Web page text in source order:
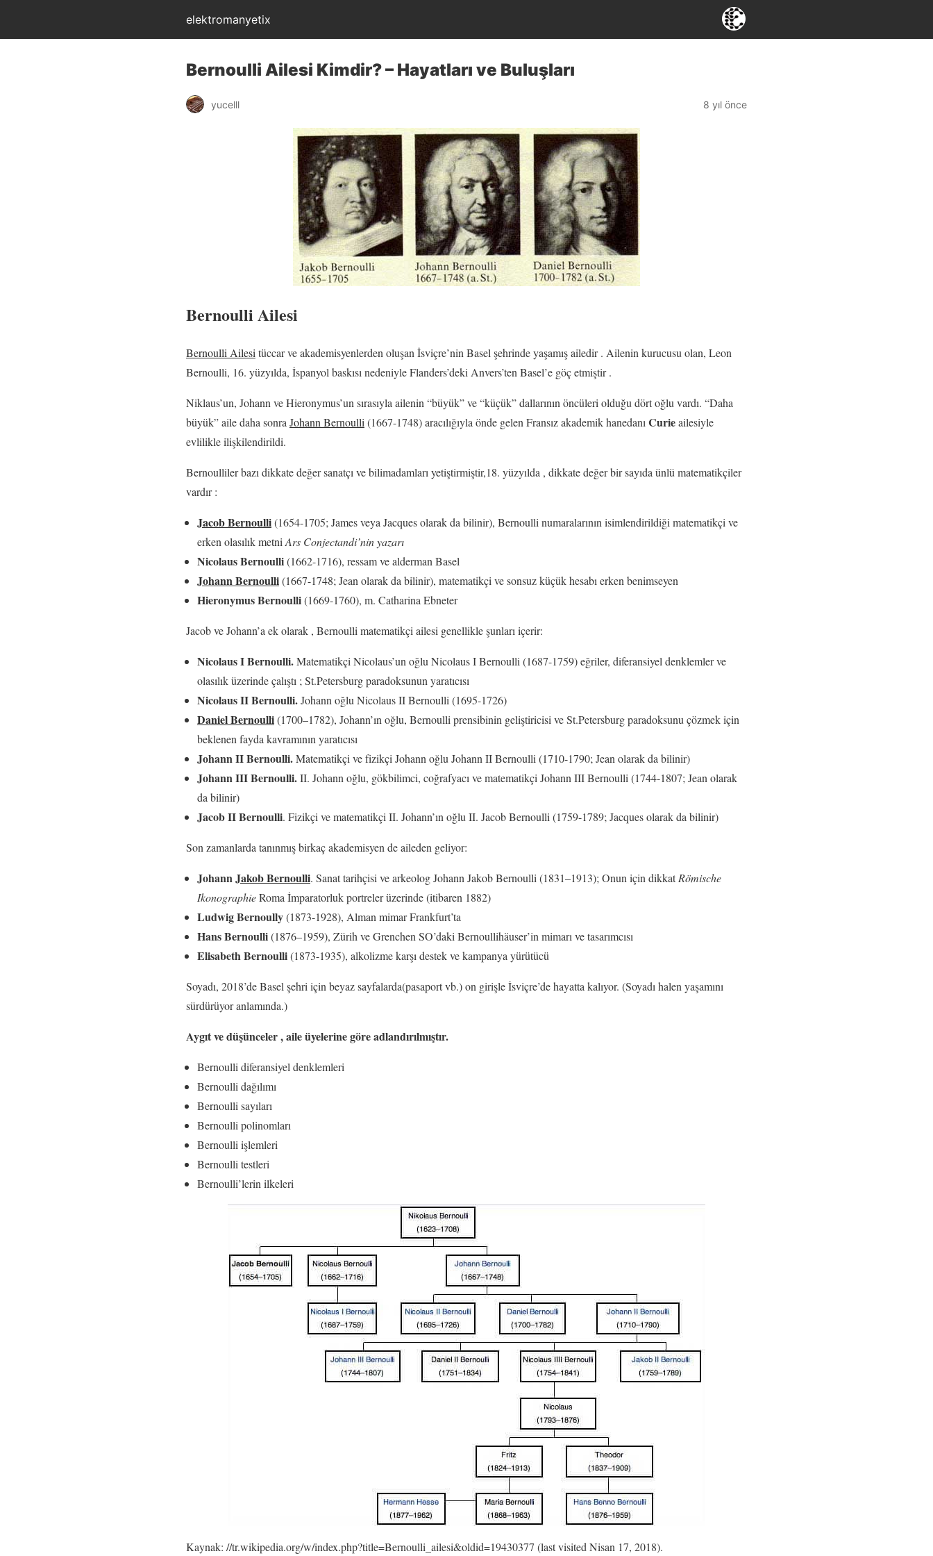
elektromanyetix
Bernoulli Ailesi Kimdir? – Hayatları ve Buluşları
yucelll 8 yıl önce
Bernoulli Ailesi
Bernoulli Ailesi tüccar ve akademisyenlerden oluşan İsviçre’nin Basel şehrinde yaşamış ailedir . Ailenin kurucusu olan, Leon
Bernoulli, 16. yüzyılda, İspanyol baskısı nedeniyle Flanders’deki Anvers’ten Basel’e göç etmiştir .
Niklaus’un, Johann ve Hieronymus’un sırasıyla ailenin “büyük” ve “küçük” dallarının öncüleri olduğu dört oğlu vardı. “Daha
büyük” aile daha sonra Johann Bernoulli (1667-1748) aracılığıyla önde gelen Fransız akademik hanedanı Curieailesiyle
evlilikle ilişkilendirildi.
Bernoulliler bazı dikkate değer sanatçı ve bilimadamları yetiştirmiştir,18. yüzyılda , dikkate değer bir sayıda ünlü matematikçiler
vardır :
Jacob Bernoulli(1654-1705; James veya Jacques olarak da bilinir), Bernoulli numaralarının isimlendirildiği matematikçi ve
erken olasılık metni Ars Conjectandi’nin yazarı
Nicolaus Bernoulli(1662-1716), ressam ve alderman Basel
Johann Bernoulli(1667-1748; Jean olarak da bilinir), matematikçi ve sonsuz küçük hesabı erken benimseyen
Hieronymus Bernoulli(1669-1760), m. Catharina Ebneter
Jacob ve Johann’a ek olarak , Bernoulli matematikçi ailesi genellikle şunları içerir:
Nicolaus I Bernoulli.Matematikçi Nicolaus’un oğlu Nicolaus I Bernoulli (1687-1759) eğriler, diferansiyel denklemler ve
olasılık üzerinde çalıştı ; St.Petersburg paradoksunun yaratıcısı
Nicolaus II Bernoulli.Johann oğlu Nicolaus II Bernoulli (1695-1726)
Daniel Bernoulli(1700–1782), Johann’ın oğlu, Bernoulli prensibinin geliştiricisi ve St.Petersburg paradoksunu çözmek için
beklenen fayda kavramının yaratıcısı
Johann II Bernoulli.Matematikçi ve fizikçi Johann oğlu Johann II Bernoulli (1710-1790; Jean olarak da bilinir)
Johann III Bernoulli.II. Johann oğlu, gökbilimci, coğrafyacı ve matematikçi Johann III Bernoulli (1744-1807; Jean olarak
da bilinir)
Jacob II Bernoulli. Fizikçi ve matematikçi II. Johann’ın oğlu II. Jacob Bernoulli (1759-1789; Jacques olarak da bilinir)
Son zamanlarda tanınmış birkaç akademisyen de aileden geliyor:
JohannJakob Bernoulli. Sanat tarihçisi ve arkeolog Johann Jakob Bernoulli (1831–1913); Onun için dikkatRömische
IkonographieRoma İmparatorluk portreler üzerinde (itibaren 1882)
Ludwig Bernoully(1873-1928), Alman mimar Frankfurt’ta
Hans Bernoulli(1876–1959), Zürih ve Grenchen SO’daki Bernoullihäuser’in mimarı ve tasarımcısı
Elisabeth Bernoulli(1873-1935), alkolizme karşı destek ve kampanya yürütücü
Soyadı, 2018’de Basel şehri için beyaz sayfalarda(pasaport vb.) on girişle İsviçre’de hayatta kalıyor. (Soyadı halen yaşamını
sürdürüyor anlamında.)
Aygıt ve düşünceler , aile üyelerine göre adlandırılmıştır.
Bernoulli diferansiyel denklemleri
Bernoulli dağılımı
Bernoulli sayıları
Bernoulli polinomları
Bernoulli işlemleri
Bernoulli testleri
Bernoulli’lerin ilkeleri
Kaynak: //tr.wikipedia.org/w/index.php?title=Bernoulli_ailesi&oldid=19430377 (last visited Nisan 17, 2018).